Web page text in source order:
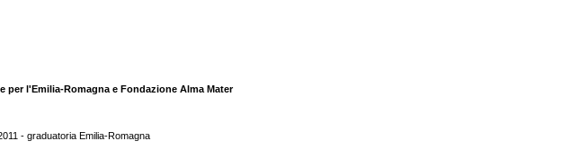
l'Emilia-Romagna e Fondazione Alma Mater
- graduatoria Emilia-Romagna